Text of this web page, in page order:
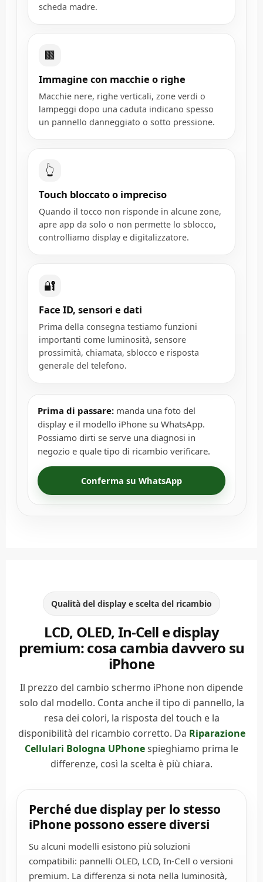
scheda madre.
🟫
Immagine con macchie o righe
Macchie nere, righe verticali, zone verdi o
lampeggi dopo una caduta indicano spesso
un pannello danneggiato o sotto pressione.
👆
Touch bloccato o impreciso
Quando il tocco non risponde in alcune zone,
apre app da solo o non permette lo sblocco,
controlliamo display e digitalizzatore.
🔐
Face ID, sensori e dati
Prima della consegna testiamo funzioni
importanti come luminosità, sensore
prossimità, chiamata, sblocco e risposta
generale del telefono.
Prima di passare: manda una foto del
display e il modello iPhone su WhatsApp.
Possiamo dirti se serve una diagnosi in
negozio e quale tipo di ricambio verificare.
Conferma su WhatsApp
Qualità del display e scelta del ricambio
LCD, OLED, In-Cell e display
premium: cosa cambia davvero su
iPhone
Il prezzo del cambio schermo iPhone non dipende
solo dal modello. Conta anche il tipo di pannello, la
resa dei colori, la risposta del touch e la
disponibilità del ricambio corretto. Da Riparazione
Cellulari Bologna UPhonespieghiamo prima le
differenze, così la scelta è più chiara.
Perché due display per lo stesso
iPhone possono essere diversi
Su alcuni modelli esistono più soluzioni
compatibili: pannelli OLED, LCD, In-Cell o versioni
premium. La differenza si nota nella luminosità,